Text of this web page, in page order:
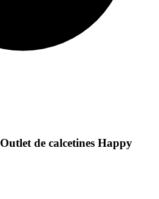
Outlet de calcetines Happy